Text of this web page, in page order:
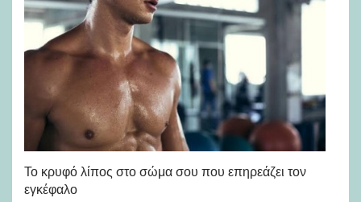
Το κρυφό λίπος στο σώμα σου που επηρεάζει τον
εγκέφαλο